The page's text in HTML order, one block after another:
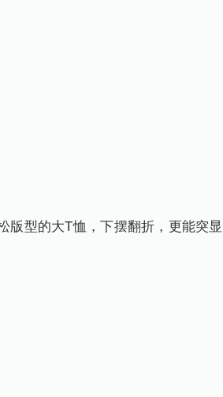
版型的大T恤，下摆翻折，更能突